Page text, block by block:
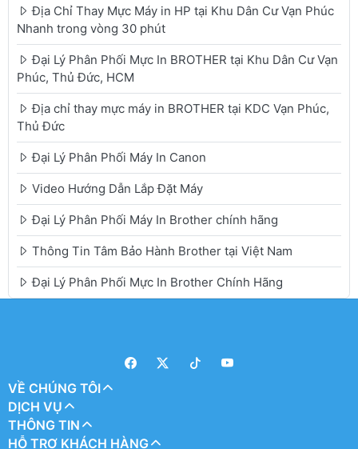
Địa Chỉ Thay Mực Máy in HP tại Khu Dân Cư Vạn Phúc
Nhanh trong vòng 30 phút
Đại Lý Phân Phối Mực In BROTHER tại Khu Dân Cư Vạn
Phúc, Thủ Đức, HCM
Địa chỉ thay mực máy in BROTHER tại KDC Vạn Phúc,
Thủ Đức
Đại Lý Phân Phối Máy In Canon
Video Hướng Dẫn Lắp Đặt Máy
Đại Lý Phân Phối Máy In Brother chính hãng
Thông Tin Tâm Bảo Hành Brother tại Việt Nam
Đại Lý Phân Phối Mực In Brother Chính Hãng
VỀ CHÚNG TÔI
DỊCH VỤ
THÔNG TIN
HỖ TRỢ KHÁCH HÀNG